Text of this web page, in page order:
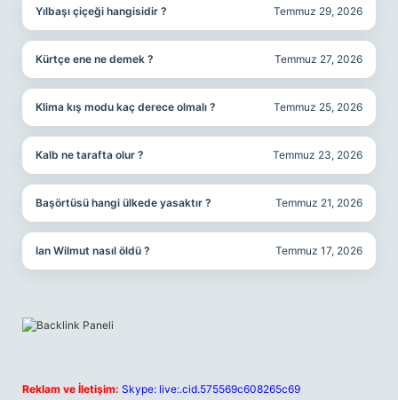
Yılbaşı çiçeği hangisidir ? Temmuz 29, 2026
Kürtçe ene ne demek ? Temmuz 27, 2026
Klima kış modu kaç derece olmalı ? Temmuz 25, 2026
Kalb ne tarafta olur ? Temmuz 23, 2026
Başörtüsü hangi ülkede yasaktır ? Temmuz 21, 2026
Ian Wilmut nasıl öldü ? Temmuz 17, 2026
Reklam ve İletişim: Skype: live:.cid.575569c608265c69